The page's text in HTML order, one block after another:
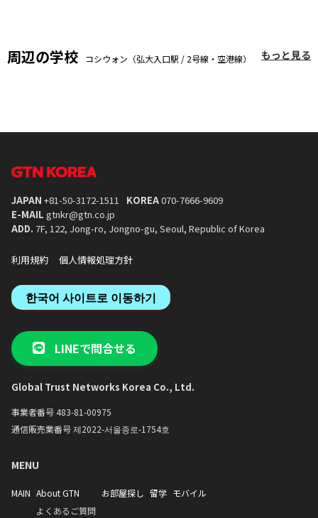
周辺の学校 コシウォン（弘大入口駅 / 2号線・空港線） もっと見る
JAPAN +81-50-3172-1511 KOREA070-7666-9609
E-MAIL gtnkr@gtn.co.jp
ADD. 7F, 122, Jong-ro, Jongno-gu, Seoul, Republic of Korea
利用規約 個人情報処理方針
한국어 사이트로 이동하기
LINEで問合せる
Global Trust Networks Korea Co., Ltd.
事業者番号 483-81-00975
通信販売業番号 제2022-서울종로-1754호
MENU
MAIN About GTN
よくあるご質問
お部屋探し 留学 モバイル